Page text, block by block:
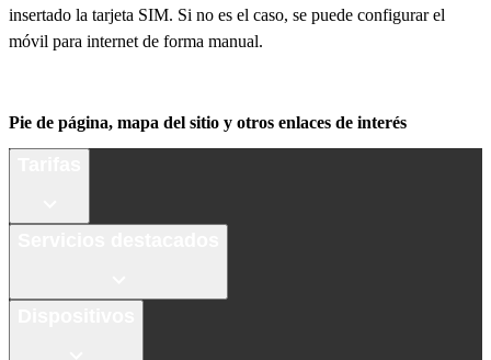
insertado la tarjeta SIM. Si no es el caso, se puede configurar el
móvil para internet de forma manual.
Pie de página, mapa del sitio y otros enlaces de interés